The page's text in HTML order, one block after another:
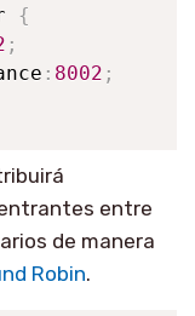
{
;
: 8002 ;
entre
de manera
Robin.